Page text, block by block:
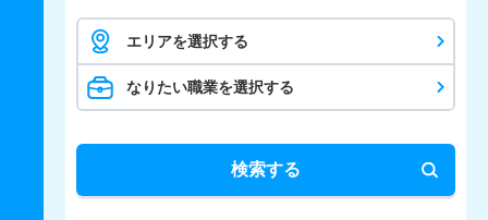
エリアを選択する
なりたい職業を選択する
検索する